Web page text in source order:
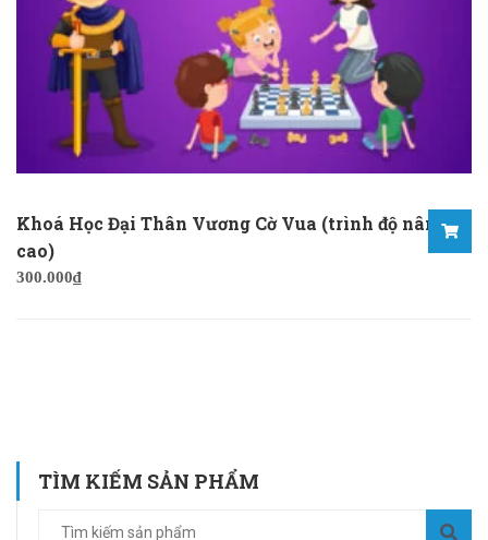
Khoá Học Đại Thân Vương Cờ Vua (trình độ nâng
cao)
300.000₫
TÌM KIẾM SẢN PHẨM